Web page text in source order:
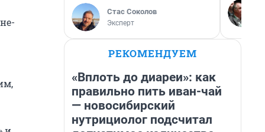
Стас Соколов
Эксперт
РЕКОМЕНДУЕМ
«Вплоть до диареи»: как
правильно пить иван-чай
— новосибирский
нутрициолог подсчитал